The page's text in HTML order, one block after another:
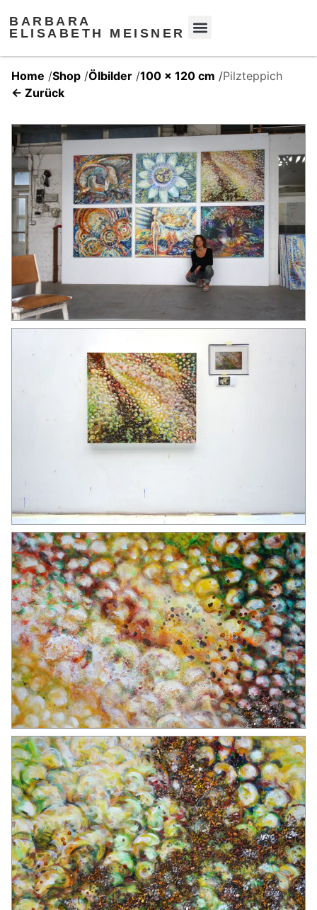
BARBARA
ELISABETH MEISNER
Home /Shop /Ölbilder /100 x 120 cm /Pilzteppich
← Zurück